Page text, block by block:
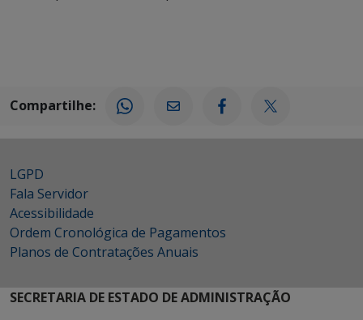
Compartilhe:
LGPD
Fala Servidor
Acessibilidade
Ordem Cronológica de Pagamentos
Planos de Contratações Anuais
SECRETARIA DE ESTADO DE ADMINISTRAÇÃO